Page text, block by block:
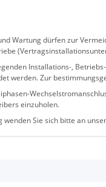
Wartung dürfen zur
Installations-,
werden. Zur
einzuholen.
wenden Sie sich bitte an